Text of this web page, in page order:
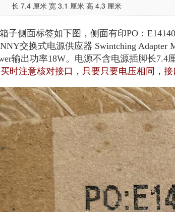
长 7.4 厘米 宽 3.1 厘米 高 4.3 厘米
箱子侧面标签如下图，侧面有印PO：
交换式电源供应器 Swintching Adapter
输出功率18W。电源不含电源插脚长7.4
时注意核对接口，只要只要电压相同，接